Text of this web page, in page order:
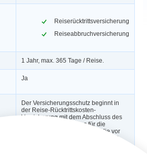
Reiserücktrittsversicherung
Reiseabbruchversicherung
1 Jahr, max. 365 Tage / Reise.
Ja
Der Versicherungsschutz beginnt in
der Reise-Rücktrittskosten-
Versicherung mit dem Abschluss des
Versicherungsvertrages für die
gebuchte Reise. Für Reisen, die vor
dem versicherten Zeitraum gebucht